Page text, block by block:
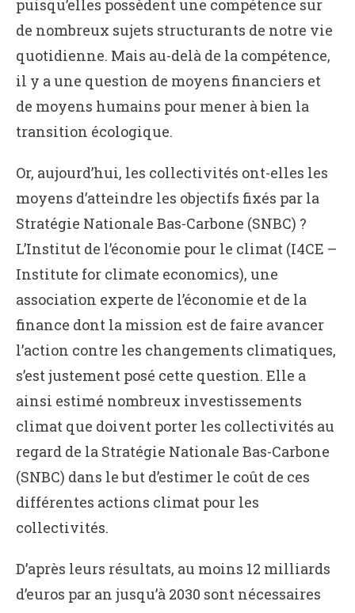
puisqu’elles possèdent une compétence sur
de nombreux sujets structurants de notre vie
quotidienne. Mais au-delà de la compétence,
il y a une question de moyens financiers et
de moyens humains pour mener à bien la
transition écologique.
Or, aujourd’hui, les collectivités ont-elles les
moyens d’atteindre les objectifs fixés par la
Stratégie Nationale Bas-Carbone (SNBC) ?
L’Institut de l’économie pour le climat (I4CE –
Institute for climate economics), une
association experte de l’économie et de la
finance dont la mission est de faire avancer
l’action contre les changements climatiques,
s’est justement posé cette question. Elle a
ainsi estimé nombreux investissements
climat que doivent porter les collectivités au
regard de la Stratégie Nationale Bas-Carbone
(SNBC) dans le but d’estimer le coût de ces
différentes actions climat pour les
collectivités.
D’après leurs résultats, au moins 12 milliards
d’euros par an jusqu’à 2030 sont nécessaires